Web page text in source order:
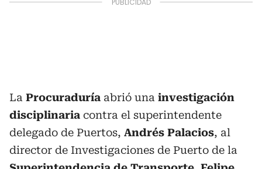
La Procuraduría abrió una investigación
disciplinaria contra el superintendente
delegado de Puertos, Andrés Palacios, al
director de Investigaciones de Puerto de la